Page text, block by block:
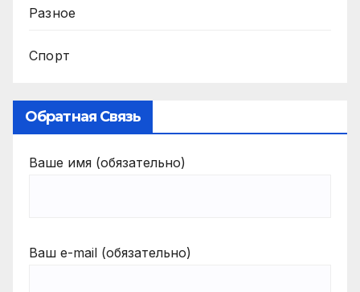
Разное
Спорт
Обратная Связь
Ваше имя (обязательно)
Ваш e-mail (обязательно)